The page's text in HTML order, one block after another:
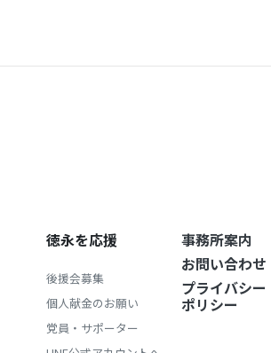
徳永を応援
後援会募集
個人献金のお願い
党員・サポーター
事務所案内
お問い合わせ
プライバシー
ポリシー